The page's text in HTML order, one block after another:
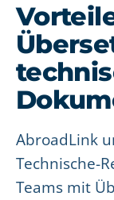
AbroadLink
Technische-
Teams mit